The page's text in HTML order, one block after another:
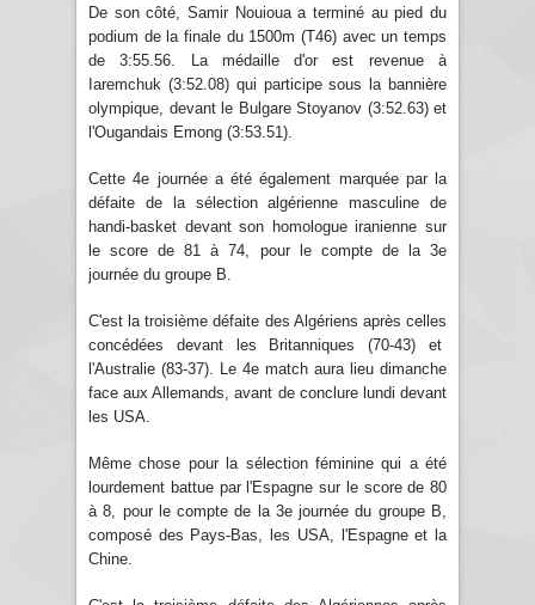
De son côté, Samir Nouioua a terminé au pied du
podium de la finale du 1500m (T46) avec un temps
de 3:55.56. La médaille d'or est revenue à
Iaremchuk (3:52.08) qui participe sous la bannière
olympique, devant le Bulgare Stoyanov (3:52.63) et
l'Ougandais Emong (3:53.51).
Cette 4e journée a été également marquée par la
défaite de la sélection algérienne masculine de
handi-basket devant son homologue iranienne sur
le score de 81 à 74, pour le compte de la 3e
journée du groupe B.
C'est la troisième défaite des Algériens après celles
concédées devant les Britanniques (70-43) et
l'Australie (83-37). Le 4e match aura lieu dimanche
face aux Allemands, avant de conclure lundi devant
les USA.
Même chose pour la sélection féminine qui a été
lourdement battue par l'Espagne sur le score de 80
à 8, pour le compte de la 3e journée du groupe B,
composé des Pays-Bas, les USA, l'Espagne et la
Chine.